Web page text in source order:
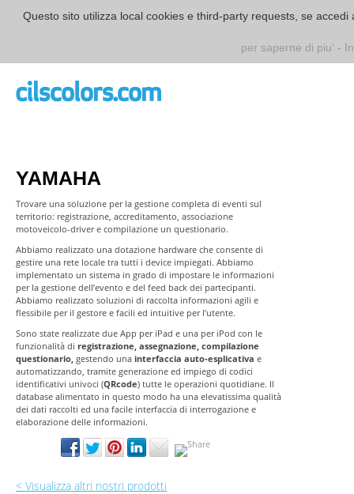
Questo sito utilizza local cookies e third-party requests, se
per saperne di piu' -
YAMAHA
Trovare una soluzione per la gestione completa di eventi sul
territorio: registrazione, accreditamento, associazione
motoveicolo-driver e compilazione un questionario.
Abbiamo realizzato una dotazione hardware che consente di
gestire una rete locale tra tutti i device impiegati. Abbiamo
implementato un sistema in grado di impostare le informazioni
per la gestione dell’evento e del feed back dei partecipanti.
Abbiamo realizzato soluzioni di raccolta informazioni agili e
flessibile per il gestore e facili ed intuitive per l’utente.
Sono state realizzate due App per iPad e una per iPod con le
funzionalità di registrazione, assegnazione, compilazione
questionario, gestendo una interfaccia auto-esplicativa e
automatizzando, tramite generazione ed impiego di codici
identificativi univoci (QRcode) tutte le operazioni quotidiane. Il
database alimentato in questo modo ha una elevatissima qualità
dei dati raccolti ed una facile interfaccia di interrogazione e
elaborazione delle informazioni.
< Visualizza altri nostri prodotti